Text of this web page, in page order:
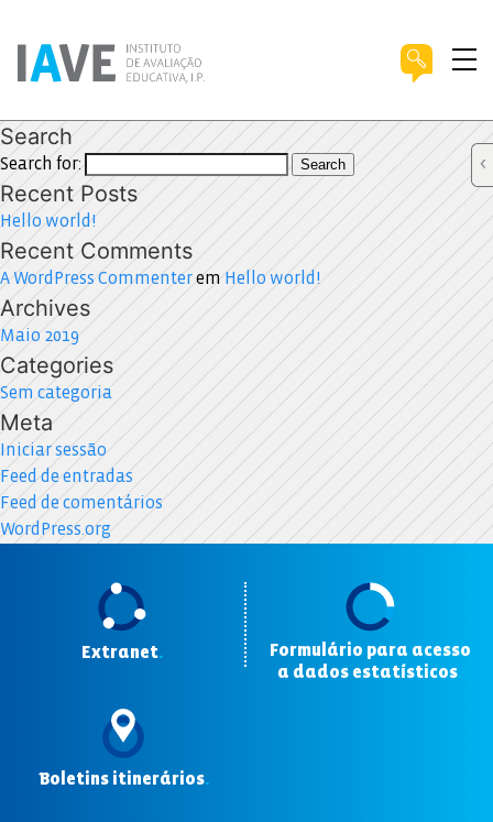
Search
Search for: Search
Recent Posts
Hello world!
Recent Comments
A WordPress Commenterem Hello world!
Archives
Maio 2019
Categories
Sem categoria
Meta
Iniciar sessão
Feed de entradas
Feed de comentários
WordPress.org
Extranet.
Formulário para acesso
a dados estatísticos
Boletins itinerários.